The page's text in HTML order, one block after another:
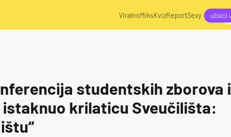
ViralnoMiksKvizReportSexy
studentskih zborova i
krilaticu Sveučilišta: